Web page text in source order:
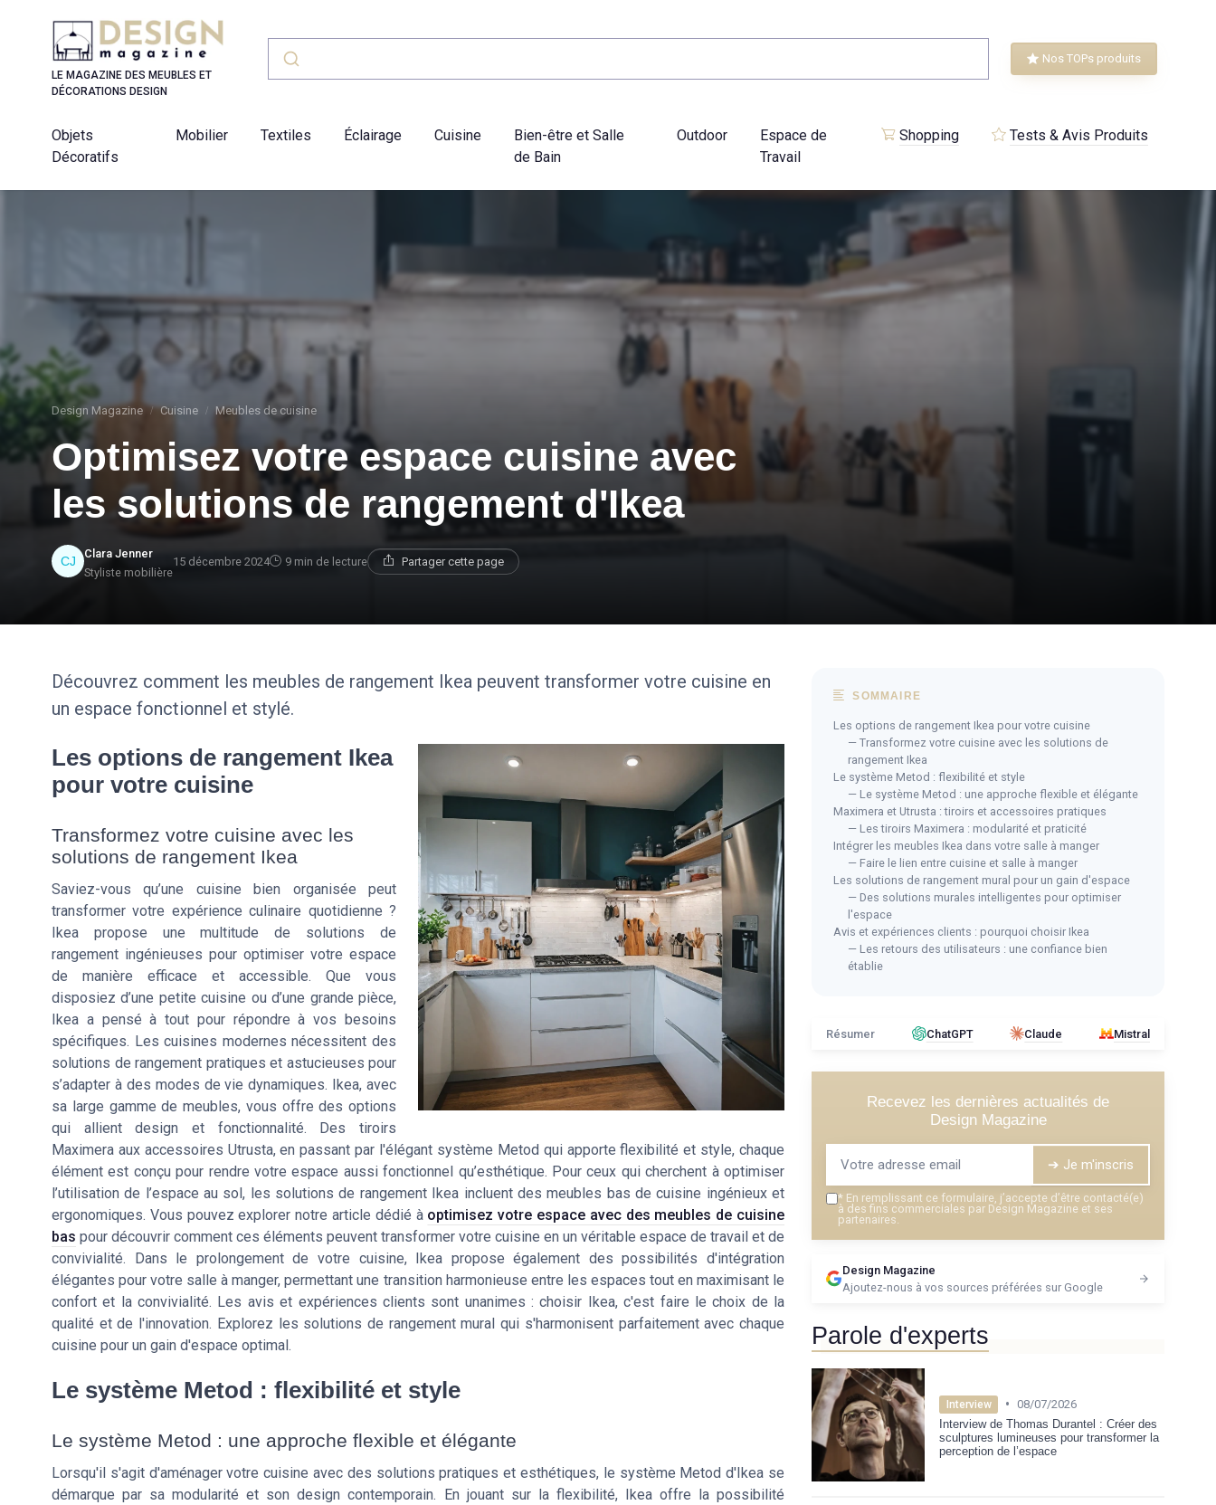
LE MAGAZINE DES MEUBLES ET
DÉCORATIONS DESIGN
Nos TOPs produits
Objets
Décoratifs
Mobilier Textiles Éclairage Cuisine
Bien-être et Salle
de Bain
Outdoor
Espace de
Travail
Shopping Tests & Avis Produits
Design Magazine Cuisine Meubles de cuisine
Optimisez votre espace cuisine avec
les solutions de rangement d'Ikea
Clara Jenner
Styliste mobilière
15 décembre 2024 9 min de lecture Partager cette page
Découvrez comment les meubles de rangement Ikea peuvent transformer votre cuisine en
un espace fonctionnel et stylé.
Les options de rangement Ikea
pour votre cuisine
Transformez votre cuisine avec les
solutions de rangement Ikea
Saviez-vous qu’une cuisine bien organisée peut
transformer votre expérience culinaire quotidienne ?
Ikea propose une multitude de solutions de
rangement ingénieuses pour optimiser votre espace
de manière efficace et accessible. Que vous
disposiez d’une petite cuisine ou d’une grande pièce,
Ikea a pensé à tout pour répondre à vos besoins
spécifiques. Les cuisines modernes nécessitent des
solutions de rangement pratiques et astucieuses pour
s’adapter à des modes de vie dynamiques. Ikea, avec
sa large gamme de meubles, vous offre des options
qui allient design et fonctionnalité. Des tiroirs
Maximera aux accessoires Utrusta, en passant par l'élégant système Metod qui apporte flexibilité et style, chaque
élément est conçu pour rendre votre espace aussi fonctionnel qu’esthétique. Pour ceux qui cherchent à optimiser
l’utilisation de l’espace au sol, les solutions de rangement Ikea incluent des meubles bas de cuisine ingénieux et
ergonomiques. Vous pouvez explorer notre article dédié à optimisez votre espace avec des meubles de cuisine
bas pour découvrir comment ces éléments peuvent transformer votre cuisine en un véritable espace de travail et de
convivialité. Dans le prolongement de votre cuisine, Ikea propose également des possibilités d'intégration
élégantes pour votre salle à manger, permettant une transition harmonieuse entre les espaces tout en maximisant le
confort et la convivialité. Les avis et expériences clients sont unanimes : choisir Ikea, c'est faire le choix de la
qualité et de l'innovation. Explorez les solutions de rangement mural qui s'harmonisent parfaitement avec chaque
cuisine pour un gain d'espace optimal.
Le système Metod : flexibilité et style
Le système Metod : une approche flexible et élégante
Lorsqu'il s'agit d'aménager votre cuisine avec des solutions pratiques et esthétiques, le système Metod d'Ikea se
démarque par sa modularité et son design contemporain. En jouant sur la flexibilité, Ikea offre la possibilité
SOMMAIRE
Les options de rangement Ikea pour votre cuisine
— Transformez votre cuisine avec les solutions de
rangement Ikea
Le système Metod : flexibilité et style
— Le système Metod : une approche flexible et élégante
Maximera et Utrusta : tiroirs et accessoires pratiques
— Les tiroirs Maximera : modularité et praticité
Intégrer les meubles Ikea dans votre salle à manger
— Faire le lien entre cuisine et salle à manger
Les solutions de rangement mural pour un gain d'espace
— Des solutions murales intelligentes pour optimiser
l'espace
Avis et expériences clients : pourquoi choisir Ikea
— Les retours des utilisateurs : une confiance bien
établie
Résumer ChatGPT Claude Mistral
Recevez les dernières actualités de
Design Magazine
➔ Je m'inscris
* En remplissant ce formulaire, j’accepte d’être contacté(e)
à des fins commerciales par Design Magazine et ses
partenaires.
Design Magazine
Ajoutez-nous à vos sources préférées sur Google
Parole d'experts
Interview • 08/07/2026
Interview de Thomas Durantel : Créer des
sculptures lumineuses pour transformer la
perception de l’espace